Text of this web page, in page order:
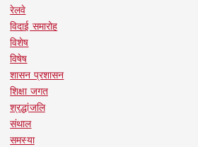
रेलवे
विदाई समारोह
विशेष
विषेष
शासन प्रशासन
शिक्षा जगत
श्रद्धांजलि
संथाल
समस्या